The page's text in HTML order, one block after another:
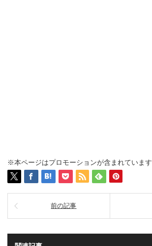
※本ページはプロモーションが含まれています
前の記事